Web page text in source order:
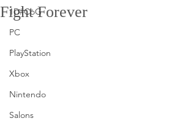
1D#CoG
PC
PlayStation
Xbox
Nintendo
Salons
Fight Forever